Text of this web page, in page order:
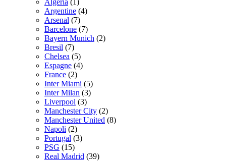
Argentine (4)
Arsenal (7)
Barcelone (7)
Bayern Munich (2)
Bresil (7)
Chelsea (5)
Espagne (4)
France (2)
Inter Miami (5)
Inter Milan (3)
Liverpool (3)
Manchester City (2)
Manchester United (8)
Napoli (2)
Portugal (3)
PSG (15)
Real Madrid (39)